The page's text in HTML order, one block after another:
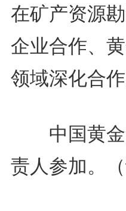
在矿产资源
企业合作、
领域深化合作
中国黄金
责人参加。